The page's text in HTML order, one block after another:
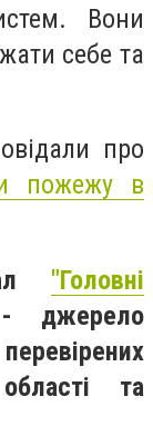
Вони
себе та
про
пожежу в
"Головні
джерело
та